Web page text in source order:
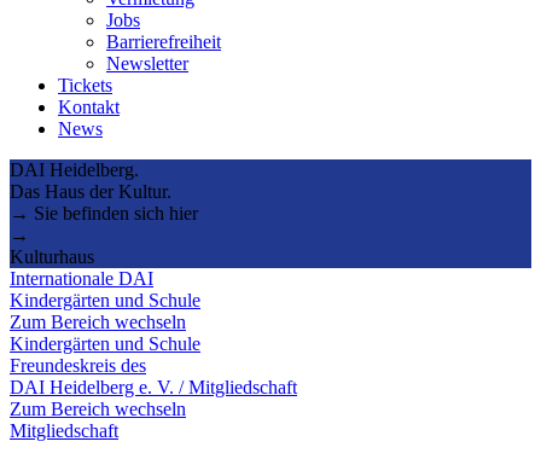
Jobs
Barrierefreiheit
Newsletter
Tickets
Kontakt
News
DAI Heidelberg.
Das Haus der Kultur.
→ Sie befinden sich hier
→
Kulturhaus
Internationale DAI
Kindergärten und Schule
Zum Bereich wechseln
Kindergärten und Schule
Freundeskreis des
DAI Heidelberg e. V. / Mitgliedschaft
Zum Bereich wechseln
Mitgliedschaft